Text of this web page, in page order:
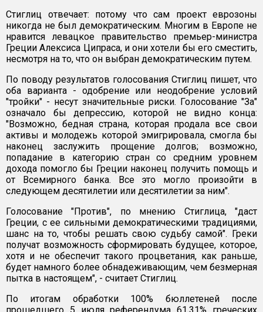
Стиглиц отвечает: потому что сам проект еврозоны
никогда не был демократическим. Многим в Европе не
нравится левацкое правительство премьер-министра
Греции Алексиса Ципраса, и они хотели бы его сместить,
несмотря на то, что он выбран демократическим путем.
По поводу результатов голосования Стиглиц пишет, что
оба варианта - одобрение или неодобрение условий
"тройки" - несут значительные риски. Голосование "За"
означало бы депрессию, которой не видно конца:
"Возможно, бедная страна, которая продала все свои
активы и молодежь которой эмигрировала, смогла бы
наконец заслужить прощение долгов; возможно,
попадание в категорию стран со средним уровнем
дохода помогло бы Греции наконец получить помощь и
от Всемирного банка. Все это могло произойти в
следующем десятилетии или десятилетии за ним".
Голосование "Против", по мнению Стиглица, "даст
Греции, с ее сильными демократическими традициями,
шанс на то, чтобы решать свою судьбу самой". Греки
получат возможность сформировать будущее, которое,
хотя и не обеспечит такого процветания, как раньше,
будет намного более обнадеживающим, чем безмерная
пытка в настоящем", - считает Стиглиц.
По итогам обработки 100% бюллетеней после
прошедшего 5 июля референдума 61,31% греческих